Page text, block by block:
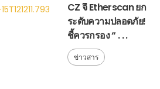
CZ จี้ Etherscan ยก
ระดับความปลอดภัย!
ชี้ควรกรอง “ . . .
ข่าวสาร